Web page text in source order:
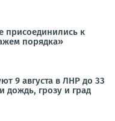
присоединились к
порядка»
9 августа в ЛНР до 33
дождь, грозу и град